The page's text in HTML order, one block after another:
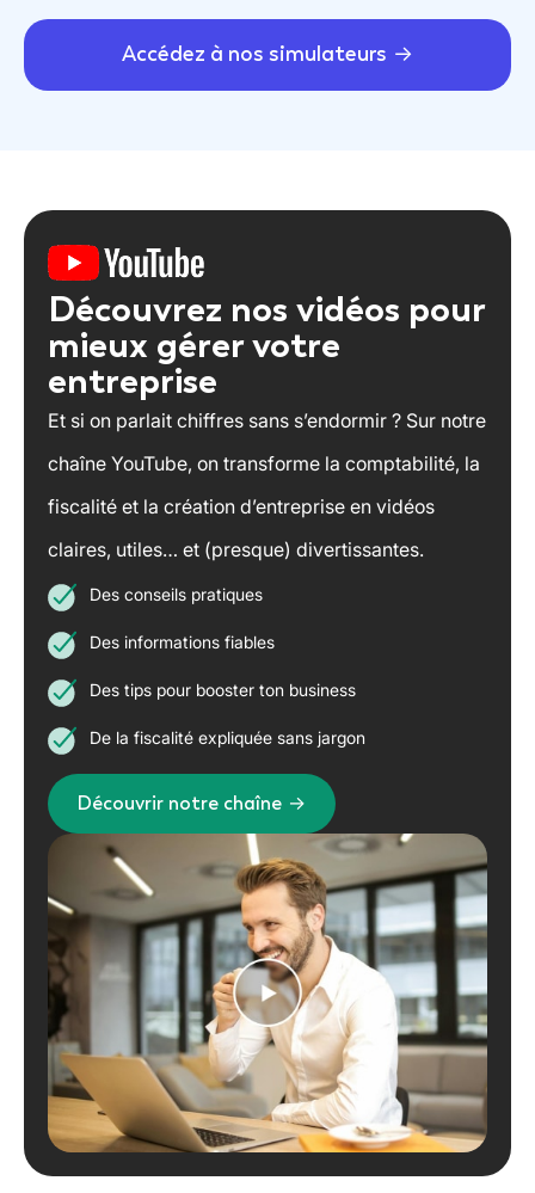
Accédez à nos simulateurs
Découvrez nos vidéos pour
mieux gérer votre
entreprise
Et si on parlait chiffres sans s’endormir ? Sur notre
chaîne YouTube, on transforme la comptabilité, la
fiscalité et la création d’entreprise en vidéos
claires, utiles… et (presque) divertissantes.
Des conseils pratiques
Des informations fiables
Des tips pour booster ton business
De la fiscalité expliquée sans jargon
Découvrir notre chaîne